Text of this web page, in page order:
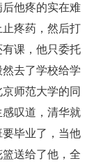
他疼的实在难
疼药，然后打
课，他只委托
去了学校给学
师范大学的同
叹道，清华就
毕业了，当他
送给了他，全